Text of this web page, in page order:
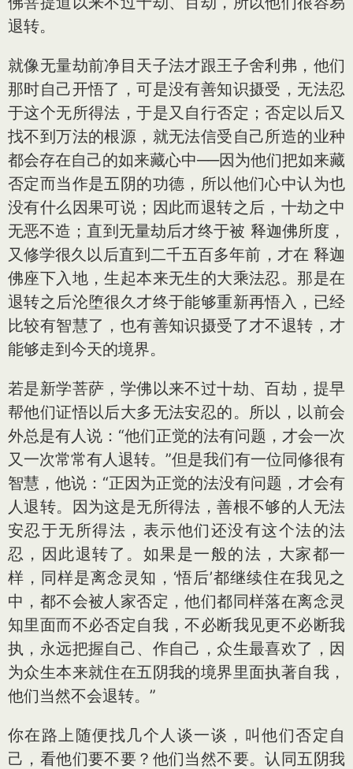
退转。
就像无量劫前净目天子法才跟王子舍利弗，他们
那时自己开悟了，可是没有善知识摄受，无法忍
于这个无所得法，于是又自行否定；否定以后又
找不到万法的根源，就无法信受自己所造的业种
都会存在自己的如来藏心中──因为他们把如来藏
否定而当作是五阴的功德，所以他们心中认为也
没有什么因果可说；因此而退转之后，十劫之中
无恶不造；直到无量劫后才终于被 释迦佛所度，
又修学很久以后直到二千五百多年前，才在 释迦
佛座下入地，生起本来无生的大乘法忍。那是在
退转之后沦堕很久才终于能够重新再悟入，已经
比较有智慧了，也有善知识摄受了才不退转，才
能够走到今天的境界。
若是新学菩萨，学佛以来不过十劫、百劫，提早
帮他们证悟以后大多无法安忍的。所以，以前会
外总是有人说：“他们正觉的法有问题，才会一次
又一次常常有人退转。”但是我们有一位同修很有
智慧，他说：“正因为正觉的法没有问题，才会有
人退转。因为这是无所得法，善根不够的人无法
安忍于无所得法，表示他们还没有这个法的法
忍，因此退转了。如果是一般的法，大家都一
样，同样是离念灵知，‘悟后’都继续住在我见之
中，都不会被人家否定，他们都同样落在离念灵
知里面而不必否定自我，不必断我见更不必断我
执，永远把握自己、作自己，众生最喜欢了，因
为众生本来就住在五阴我的境界里面执著自我，
他们当然不会退转。”
你在路上随便找几个人谈一谈，叫他们否定自
己，看他们要不要？他们当然不要。认同五阴我